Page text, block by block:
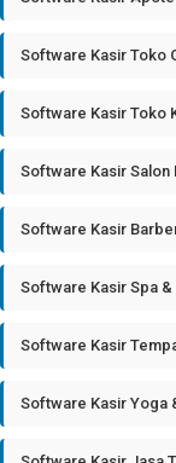
Software Kasir Toko
Software Kasir Toko
Software Kasir Salon
Software Kasir
Software Kasir Spa
Software Kasir
Software Kasir Yoga